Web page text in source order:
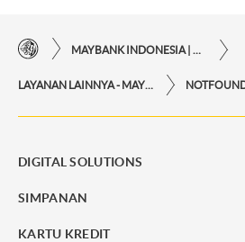
MAYBANK INDONESIA | KEMUDAHAN TRANSAKSI FINANSIAL DI UJUNG JARI ANDA
LAYANAN LAINNYA - MAYBANK INDONESIA
DIGITAL SOLUTIONS
SIMPANAN
KARTU KREDIT